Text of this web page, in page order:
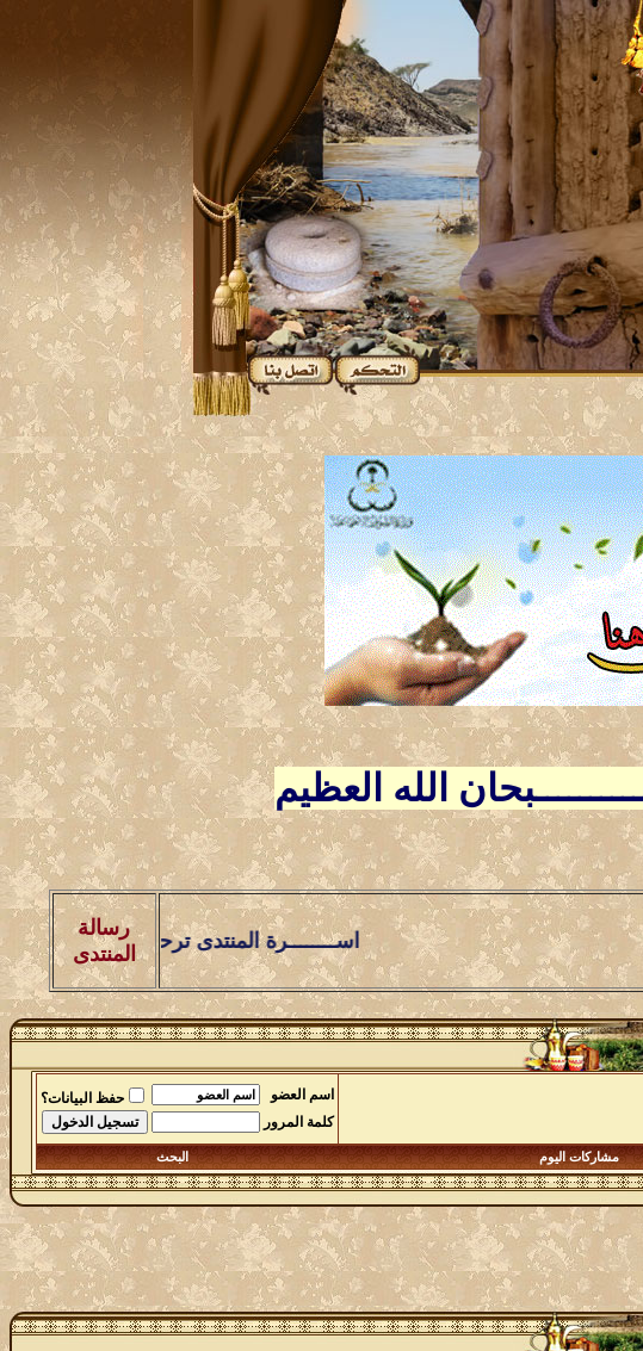
الله العظيم
اســــــــرة المنتدى ترحـــب بالاخوة الاعضاء
رسالة
المنتدى
اسم العضو
حفظ البيانات؟
كلمة المرور
مشاركات اليوم البحث